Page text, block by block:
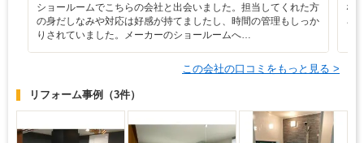
ショールームでこちらの会社と出会いました。担当してくれた方
の身だしなみや対応は好感が持てましたし、時間の管理もしっか
りされていました。メーカーのショールームへ…
な
ろ
この会社の口コミをもっと見る >
リフォーム事例 （3件）